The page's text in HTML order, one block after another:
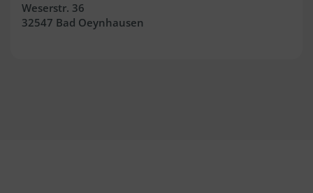
Weserstr. 36
32547 Bad Oeynhausen